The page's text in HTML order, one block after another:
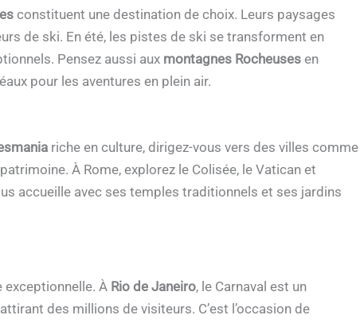
constituent une destination de choix. Leurs paysages
de ski. En été, les pistes de ski se transforment en
Pensez aussi aux montagnes Rocheuses en
pour les aventures en plein air.
riche en culture, dirigez-vous vers des villes comme
À Rome, explorez le Colisée, le Vatican et
accueille avec ses temples traditionnels et ses jardins
exceptionnelle. À Rio de Janeiro, le Carnaval est un
des millions de visiteurs. C’est l’occasion de